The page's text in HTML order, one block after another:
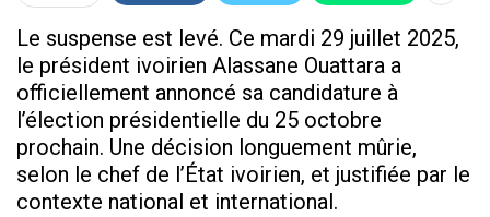
Le suspense est levé. Ce mardi 29 juillet 2025,
le président ivoirien Alassane Ouattara a
officiellement annoncé sa candidature à
l’élection présidentielle du 25 octobre
prochain. Une décision longuement mûrie,
selon le chef de l’État ivoirien, et justifiée par le
contexte national et international.